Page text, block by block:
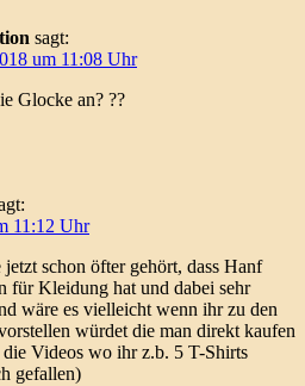
sagt:
um 11:08 Uhr
Glocke an? ??
11:12 Uhr
schon öfter gehört, dass Hanf
für Kleidung hat und dabei sehr
wäre es vielleicht wenn ihr zu den
würdet die man direkt kaufen
Videos wo ihr z.b. 5 T-Shirts
gefallen)